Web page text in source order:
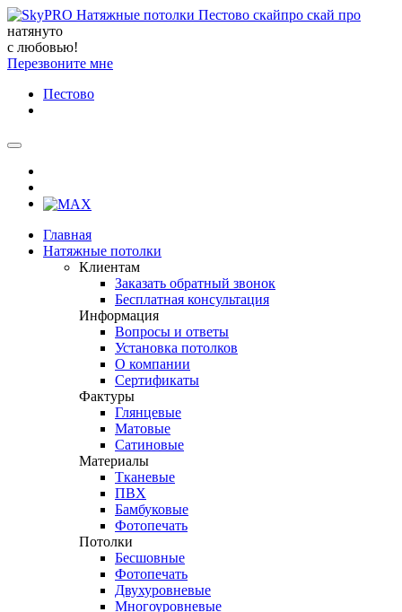
натянуто
с любовью!
Перезвоните мне
Пестово
Главная
Натяжные потолки
Клиентам
Заказать обратный звонок
Бесплатная консультация
Информация
Вопросы и ответы
Установка потолков
О компании
Сертификаты
Фактуры
Глянцевые
Матовые
Сатиновые
Материалы
Тканевые
ПВХ
Бамбуковые
Фотопечать
Потолки
Бесшовные
Фотопечать
Двухуровневые
Многоуровневые